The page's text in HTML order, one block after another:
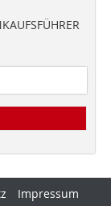
Impressum